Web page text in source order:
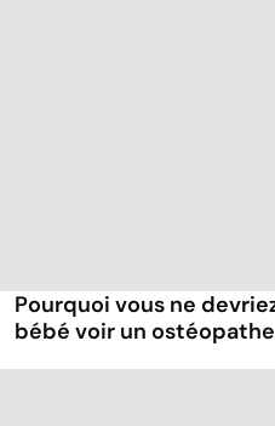
Pourquoi vous ne
bébé voir un ostéopathe